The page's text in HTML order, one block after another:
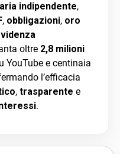
indipendente,
, obbligazioni, oro
oltre 2,8 milioni
YouTube e centinaia
l’efficacia
, trasparente e
.